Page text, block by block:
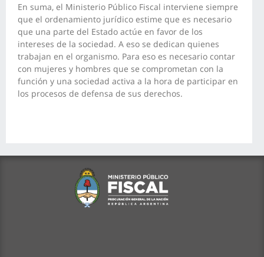
En suma, el Ministerio Público Fiscal interviene siempre
que el ordenamiento jurídico estime que es necesario
que una parte del Estado actúe en favor de los
intereses de la sociedad. A eso se dedican quienes
trabajan en el organismo. Para eso es necesario contar
con mujeres y hombres que se comprometan con la
función y una sociedad activa a la hora de participar en
los procesos de defensa de sus derechos.